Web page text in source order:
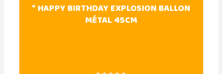
° HAPPY BIRTHDAY EXPLOSION BALLON
MÉTAL 45CM